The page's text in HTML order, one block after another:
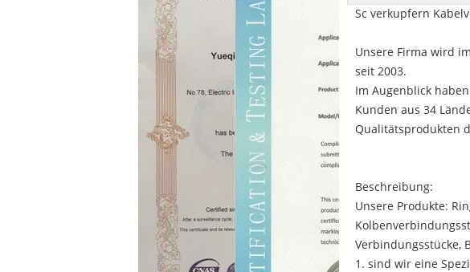
Sc verkupfern
Unsere Firma wird
seit 2003.
Im Augenblick
Kunden aus 34
Qualitätsprodukten
Beschreibung:
Unsere Produkte:
Verbindungsstücke,
1. sind wir eine